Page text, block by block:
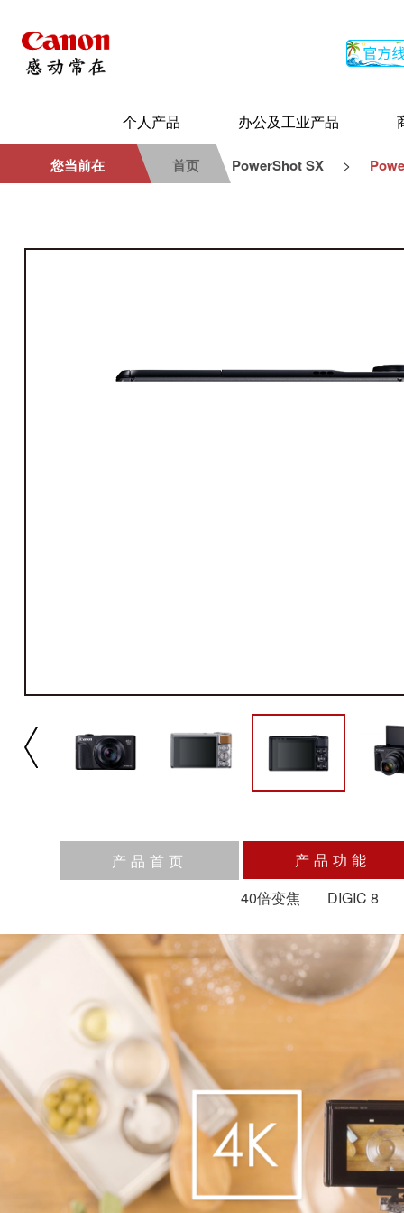
个人产品 办公及工业产品
您当前在 首页 PowerShot SX >
产品首页
产品功能
40倍变焦
DIGIC 8